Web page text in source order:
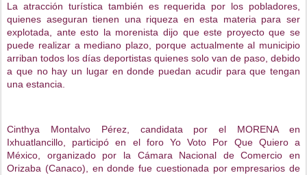
La atracción turística también es requerida por los pobladores,
quienes aseguran tienen una riqueza en esta materia para ser
explotada, ante esto la morenista dijo que este proyecto que se
puede realizar a mediano plazo, porque actualmente al municipio
arriban todos los días deportistas quienes solo van de paso, debido
a que no hay un lugar en donde puedan acudir para que tengan
una estancia.
Cinthya Montalvo Pérez, candidata por el MORENA en
Ixhuatlancillo, participó en el foro Yo Voto Por Que Quiero a
México, organizado por la Cámara Nacional de Comercio en
Orizaba (Canaco), en donde fue cuestionada por empresarios de